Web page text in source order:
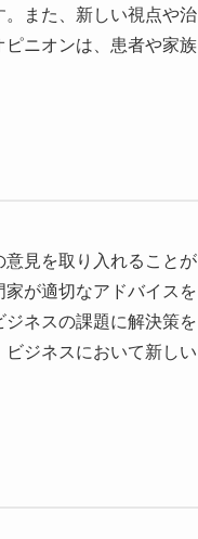
また、新しい視点や治
ニオンは、患者や家族
見を取り入れることが
が適切なアドバイスを
ネスの課題に解決策を
ジネスにおいて新しい